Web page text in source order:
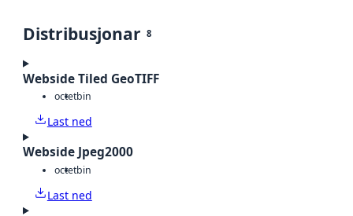
Distribusjonar 8
Webside Tiled GeoTIFF
octetbin
Last ned
Webside Jpeg2000
octetbin
Last ned